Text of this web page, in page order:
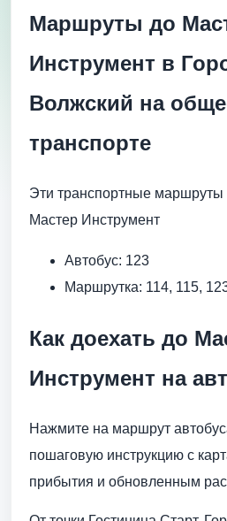
Маршруты до
Инструмент в
Волжский на
транспорте
Эти транспортные маршруты
Мастер Инструмент
Автобус: 123
Маршрутка: 114, 115,
Как доехать до
Инструмент на
Нажмите на маршрут
пошаговую инструкцию с
прибытия и обновленным